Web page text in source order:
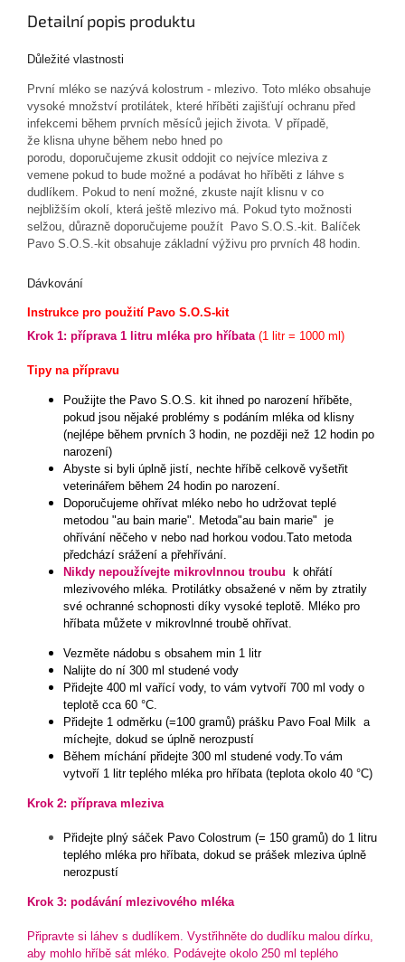
Detailní popis produktu
Důležité vlastnosti
První mléko se nazývá kolostrum - mlezivo. Toto mléko obsahuje
vysoké množství protilátek, které hříběti zajišťují ochranu před
infekcemi během prvních měsíců jejich života. V případě,
že klisna uhyne během nebo hned po
porodu, doporučujeme zkusit oddojit co nejvíce mleziva z
vemene pokud to bude možné a podávat ho hříběti z láhve s
dudlíkem. Pokud to není možné, zkuste najít klisnu v co
nejbližším okolí, která ještě mlezivo má. Pokud tyto možnosti
selžou, důrazně doporučujeme použít Pavo S.O.S.-kit. Balíček
Pavo S.O.S.-kit obsahuje základní výživu pro prvních 48 hodin.
Dávkování
Instrukce pro použití Pavo S.O.S-kit
Krok 1: příprava 1 litru mléka pro hříbata (1 litr = 1000 ml)
Tipy na přípravu
Použijte the Pavo S.O.S. kit ihned po narození hříběte,
pokud jsou nějaké problémy s podáním mléka od klisny
(nejlépe během prvních 3 hodin, ne později než 12 hodin po
narození)
Abyste si byli úplně jistí, nechte hříbě celkově vyšetřit
veterinářem během 24 hodin po narození.
Doporučujeme ohřívat mléko nebo ho udržovat teplé
metodou "au bain marie". Metoda"au bain marie" je
ohřívání něčeho v nebo nad horkou vodou.Tato metoda
předchází srážení a přehřívání.
Nikdy nepoužívejte mikrovlnnou troubu k ohřátí
mlezivového mléka. Protilátky obsažené v něm by ztratily
své ochranné schopnosti díky vysoké teplotě. Mléko pro
hříbata můžete v mikrovlnné troubě ohřívat.
Vezměte nádobu s obsahem min 1 litr
Nalijte do ní 300 ml studené vody
Přidejte 400 ml vařící vody, to vám vytvoří 700 ml vody o
teplotě cca 60 °C.
Přidejte 1 odměrku (=100 gramů) prášku Pavo Foal Milk a
míchejte, dokud se úplně nerozpustí
Během míchání přidejte 300 ml studené vody.To vám
vytvoří 1 litr teplého mléka pro hříbata (teplota okolo 40 °C)
Krok 2: příprava mleziva
Přidejte plný sáček Pavo Colostrum (= 150 gramů) do 1 litru
teplého mléka pro hříbata, dokud se prášek mleziva úplně
nerozpustí
Krok 3: podávání mlezivového mléka
Připravte si láhev s dudlíkem. Vystřihněte do dudlíku malou dírku,
aby mohlo hříbě sát mléko. Podávejte okolo 250 ml teplého